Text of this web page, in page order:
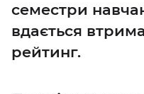
семестри
вдається
рейтинг.